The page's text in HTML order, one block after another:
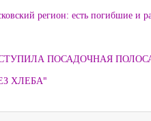
регион: есть погибшие и
ПОСАДОЧНАЯ
ХЛЕБА"